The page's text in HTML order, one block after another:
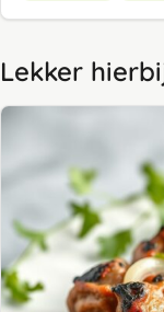
Lekker